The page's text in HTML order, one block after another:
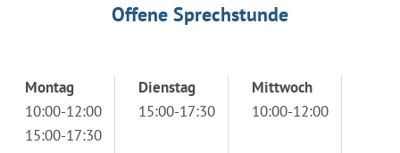
Offene Sprechstunde
Montag
10:00-12:00
15:00-17:30
Dienstag
15:00-17:30
Mittwoch
10:00-12:00